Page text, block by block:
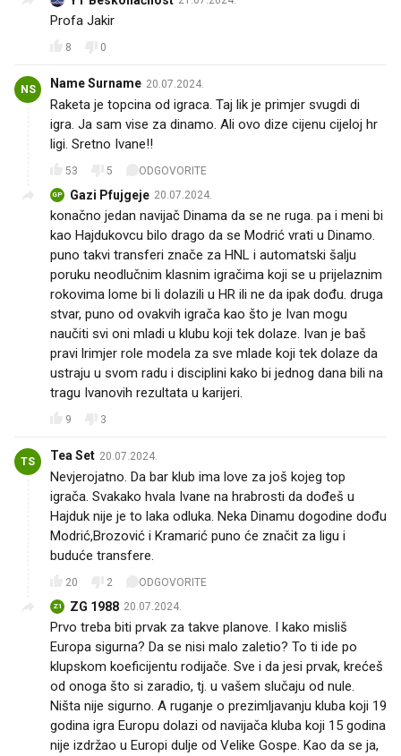
Profa Jakir👍👏👏👏👏👏👏👏👏👏👏👏
8 0
NS Name Surname 20.07.2024.
Raketa je topcina od igraca. Taj lik je primjer svugdi di
igra. Ja sam vise za dinamo. Ali ovo dize cijenu cijeloj hr
ligi. Sretno Ivane!!
53 5 ODGOVORITE
GP Gazi Pfujgeje 20.07.2024.
konačno jedan navijač Dinama da se ne ruga. pa i meni bi
kao Hajdukovcu bilo drago da se Modrić vrati u Dinamo.
puno takvi transferi znače za HNL i automatski šalju
poruku neodlučnim klasnim igračima koji se u prijelaznim
rokovima lome bi li dolazili u HR ili ne da ipak dođu. druga
stvar, puno od ovakvih igrača kao što je Ivan mogu
naučiti svi oni mladi u klubu koji tek dolaze. Ivan je baš
pravi lrimjer role modela za sve mlade koji tek dolaze da
ustraju u svom radu i disciplini kako bi jednog dana bili na
tragu Ivanovih rezultata u karijeri.
9 3
TS Tea Set 20.07.2024.
Nevjerojatno. Da bar klub ima love za još kojeg top
igrača. Svakako hvala Ivane na hrabrosti da dođeš u
Hajduk nije je to laka odluka. Neka Dinamu dogodine dođu
Modrić,Brozović i Kramarić puno će značit za ligu i
buduće transfere.
20 2 ODGOVORITE
Z1 ZG 1988 20.07.2024.
Prvo treba biti prvak za takve planove. I kako misliš
Europa sigurna? Da se nisi malo zaletio? To ti ide po
klupskom koeficijentu rodijače. Sve i da jesi prvak, krećeš
od onoga što si zaradio, tj. u vašem slučaju od nule.
Ništa nije sigurno. A ruganje o prezimljavanju kluba koji 19
godina igra Europu dolazi od navijača kluba koji 15 godina
nije izdržao u Europi dulje od Velike Gospe. Kao da se ja,